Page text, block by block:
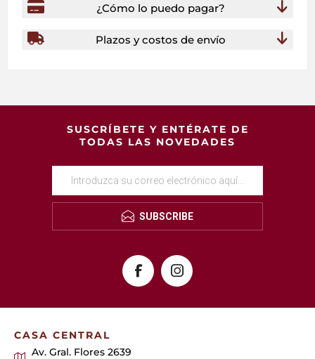
¿Cómo lo puedo pagar?
Plazos y costos de envío
SUSCRÍBETE Y ENTÉRATE DE
TODAS LAS NOVEDADES
SUBSCRIBE
CASA CENTRAL
Av. Gral. Flores 2639